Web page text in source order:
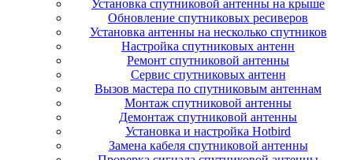
Установка спутниковой антенны на крыше
Обновление спутниковых ресиверов
Установка антенны на несколько спутников
Настройка спутниковых антенн
Ремонт спутниковой антенны
Сервис спутниковых антенн
Вызов мастера по спутниковым антеннам
Монтаж спутниковой антенны
Демонтаж спутниковой антенны
Установка и настройка Hotbird
Замена кабеля спутниковой антенны